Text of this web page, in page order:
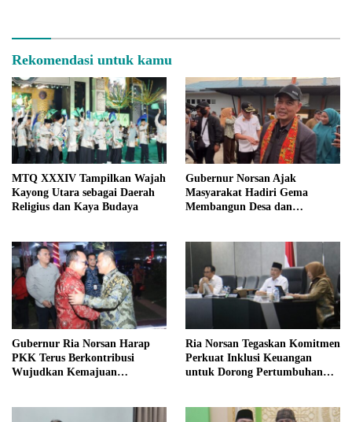
Rekomendasi untuk kamu
MTQ XXXIV Tampilkan Wajah
Kayong Utara sebagai Daerah
Religius dan Kaya Budaya
Gubernur Norsan Ajak
Masyarakat Hadiri Gema
Membangun Desa dan
Gubernur Ria Norsan Harap
PKK Terus Berkontribusi
Wujudkan Kemajuan
Ria Norsan Tegaskan Komitmen
Perkuat Inklusi Keuangan
untuk Dorong Pertumbuhan